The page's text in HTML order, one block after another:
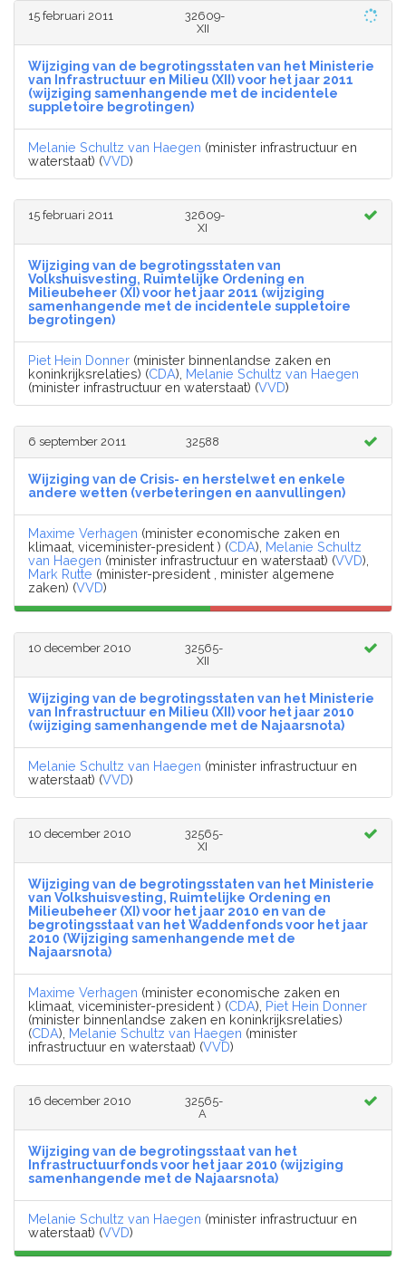
15 februari 2011
32609-
XII
Wijziging van de begrotingsstaten van het Ministerie
van Infrastructuur en Milieu (XII) voor het jaar 2011
(wijziging samenhangende met de incidentele
suppletoire begrotingen)
Melanie Schultz van Haegen (minister infrastructuur en
waterstaat) (VVD)
15 februari 2011
32609-
XI
Wijziging van de begrotingsstaten van
Volkshuisvesting, Ruimtelijke Ordening en
Milieubeheer (XI) voor het jaar 2011 (wijziging
samenhangende met de incidentele suppletoire
begrotingen)
Piet Hein Donner (minister binnenlandse zaken en
koninkrijksrelaties) (CDA), Melanie Schultz van Haegen
(minister infrastructuur en waterstaat) (VVD)
6 september 2011 32588
Wijziging van de Crisis- en herstelwet en enkele
andere wetten (verbeteringen en aanvullingen)
Maxime Verhagen (minister economische zaken en
klimaat, viceminister-president ) (CDA), Melanie Schultz
van Haegen (minister infrastructuur en waterstaat) (VVD),
Mark Rutte (minister-president , minister algemene
zaken) (VVD)
10 december 2010
32565-
XII
Wijziging van de begrotingsstaten van het Ministerie
van Infrastructuur en Milieu (XII) voor het jaar 2010
(wijziging samenhangende met de Najaarsnota)
Melanie Schultz van Haegen (minister infrastructuur en
waterstaat) (VVD)
10 december 2010
32565-
XI
Wijziging van de begrotingsstaten van het Ministerie
van Volkshuisvesting, Ruimtelijke Ordening en
Milieubeheer (XI) voor het jaar 2010 en van de
begrotingsstaat van het Waddenfonds voor het jaar
2010 (Wijziging samenhangende met de
Najaarsnota)
Maxime Verhagen (minister economische zaken en
klimaat, viceminister-president ) (CDA), Piet Hein Donner
(minister binnenlandse zaken en koninkrijksrelaties)
(CDA), Melanie Schultz van Haegen (minister
infrastructuur en waterstaat) (VVD)
16 december 2010
32565-
A
Wijziging van de begrotingsstaat van het
Infrastructuurfonds voor het jaar 2010 (wijziging
samenhangende met de Najaarsnota)
Melanie Schultz van Haegen (minister infrastructuur en
waterstaat) (VVD)